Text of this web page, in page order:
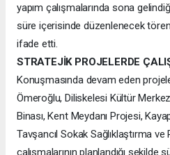
yapım çalışmalarında sona
süre içerisinde düzenlenecek
ifade etti.
STRATEJİK PROJELERDE
Konuşmasında devam eden
Ömeroğlu, Diliskelesi Kültür
Binası, Kent Meydanı Projesi,
Tavşancıl Sokak Sağlıklaştırma
çalışmalarının planlandığı şekilde